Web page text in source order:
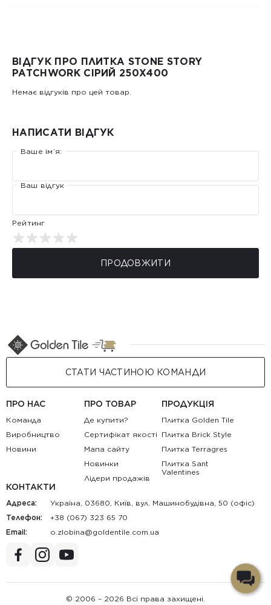
ВІДГУК ПРО ПЛИТКА STONE STORY
PATCHWORK СІРИЙ 250X400
Немає відгуків про цей товар.
НАПИСАТИ ВІДГУК
Ваше ім’я:
Ваш відгук
Рейтинг
ПРОДОВЖИТИ
СТАТИ ЧАСТИНОЮ КОМАНДИ
ПРО НАС
Команда
Виробництво
Новини
ПРО ТОВАР
Де купити?
Сертифікат якості
Мапа сайту
Новинки
Лідери продажів
ПРОДУКЦІЯ
Плитка Golden Tile
Плитка Brick Style
Плитка Terragres
Плитка Sant
Valentines
КОНТАКТИ
Адреса:
Україна, 03680, Київ, вул. Машинобудівна, 50 (офіс)
Телефон:
+38 (067) 323 65 70
Email:
au.moc.elitnedlog@anibolz.o
© 2006 – 2026 Всі права захищені.